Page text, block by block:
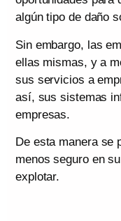
algún tipo de daño
Sin embargo, las
ellas mismas, y a
sus servicios a
así, sus sistemas
empresas.
De esta manera se
menos seguro en
explotar.